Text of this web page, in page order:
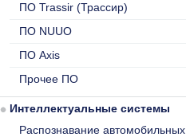
ПО Trassir (Трассир)
ПО NUUO
ПО Axis
Прочее ПО
Интеллектуальные системы
Распознавание автомобильных